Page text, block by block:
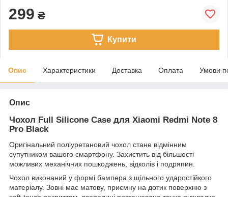
299 ₴
Купити
Опис Характеристики Доставка Оплата Умови
Опис
Чохол Full Silicone Case для Xiaomi Redmi Note 8
Pro Black
Оригінальний поліуретановий чохол стане відмінним
супутником вашого смартфону. Захистить від більшості
можливих механічних пошкоджень, відколів і подряпин.
Чохол виконаний у формі бампера з щільного ударостійкого
матеріалу. Зовні має матову, приємну на дотик поверхню з